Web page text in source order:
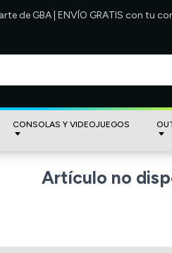
de GBA | ENVÍO GRATIS con
CONSOLAS Y VIDEOJUEGOS
Artículo no